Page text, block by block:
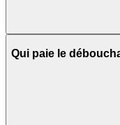
Qui paie le